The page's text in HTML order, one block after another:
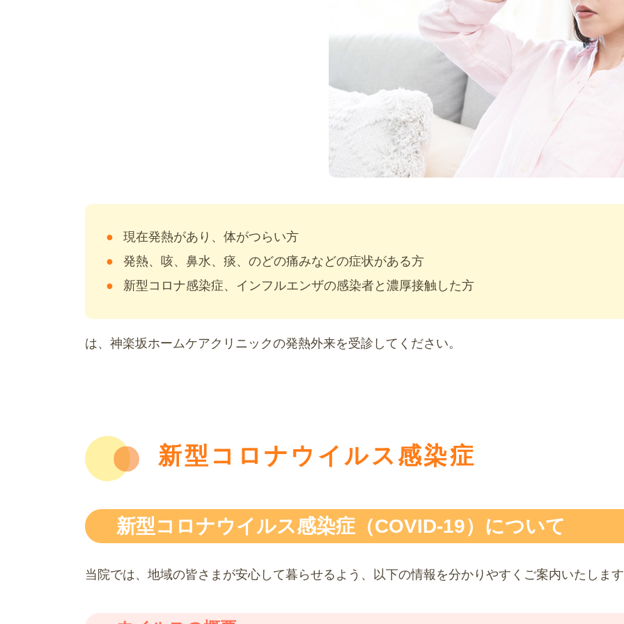
現在発熱があり、体がつらい方
発熱、咳、鼻水、痰、のどの痛みなどの症状がある方
新型コロナ感染症、インフルエンザの感染者と濃厚接触した方
は、神楽坂ホームケアクリニックの発熱外来を受診してください。
新型コロナウイルス感染症
新型コロナウイルス感染症（COVID-19）について
当院では、地域の皆さまが安心して暮らせるよう、以下の情報を分かりやすくご案内いたしま